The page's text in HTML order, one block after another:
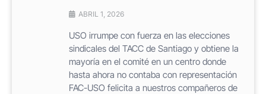
ABRIL 1, 2026
USO irrumpe con fuerza en las elecciones
sindicales del TACC de Santiago y obtiene la
mayoría en el comité en un centro donde
hasta ahora no contaba con representación
FAC-USO felicita a nuestros compañeros de